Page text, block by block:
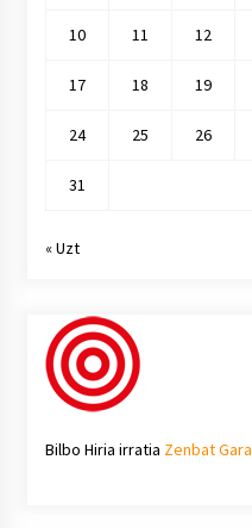
10 11 12
17 18 19
24 25 26
31
« Uzt
Bilbo Hiria irratia Zenbat Gara